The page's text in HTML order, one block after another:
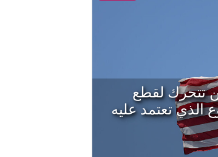
تتحرك لقطع
الذي تعتمد عليه